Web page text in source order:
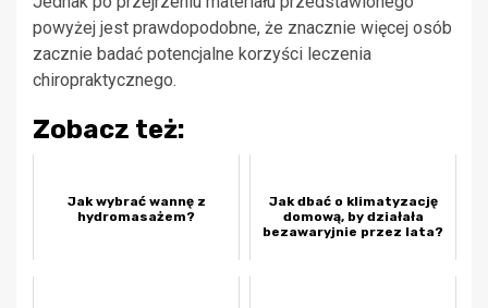
powyżej jest prawdopodobne, że znacznie więcej osób
zacznie badać potencjalne korzyści leczenia
chiropraktycznego.
Zobacz też:
Jak wybrać wannę z
hydromasażem?
Jak dbać o klimatyzację
domową, by działała
bezawaryjnie przez lata?